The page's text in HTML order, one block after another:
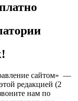
сайтом» —
редакцией (2
нам по